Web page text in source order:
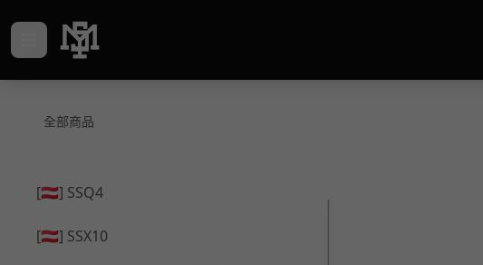
全部商品
[🇦🇹] SSQ4
[🇦🇹] SSX10